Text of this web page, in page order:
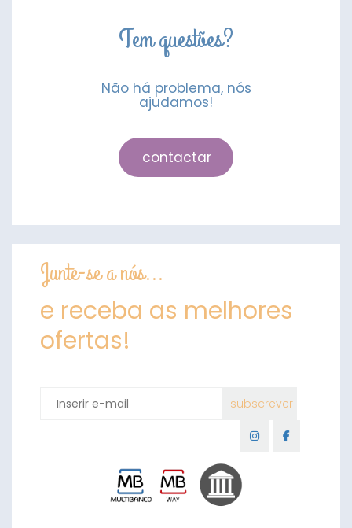
Tem questões?
Não há problema, nós
ajudamos!
contactar
Junte-se a nós...
e receba as melhores
ofertas!